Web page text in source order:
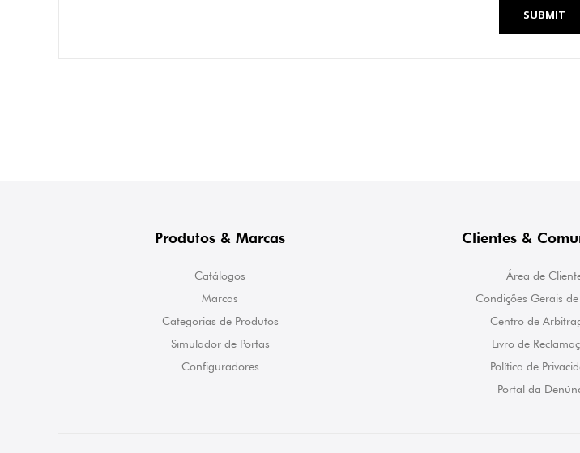
SUBMIT
Produtos & Marcas
Catálogos
Marcas
Categorias de Produtos
Simulador de Portas
Configuradores
Clientes &
Área de
Condições Gerais de
Centro de
Livro de
Política de
Portal da